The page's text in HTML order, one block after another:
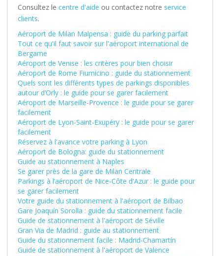
Consultez le centre d'aide ou contactez notre service
clients.
Aéroport de Milan Malpensa : guide du parking parfait
Tout ce qu'il faut savoir sur l'aéroport international de
Bergame
Aéroport de Venise : les critères pour bien choisir
Aéroport de Rome Fiumicino : guide du stationnement
Quels sont les différents types de parkings disponibles
autour d’Orly : le guide pour se garer facilement
Aéroport de Marseille-Provence : le guide pour se garer
facilement
Aéroport de Lyon-Saint-Exupéry : le guide pour se garer
facilement
Réservez à l'avance votre parking à Lyon
Aéroport de Bologna: guide du stationnement
Guide au stationnement à Naples
Se garer près de la gare de Milan Centrale
Parkings à l’aéroport de Nice-Côte d'Azur : le guide pour
se garer facilement
Votre guide du stationnement à l'aéroport de Bilbao
Gare Joaquín Sorolla : guide du stationnement facile
Guide de stationnement à l'aéroport de Séville
Gran Via de Madrid : guide au stationnement
Guide du stationnement facile : Madrid-Chamartín
Guide de stationnement à l'aéroport de Valence